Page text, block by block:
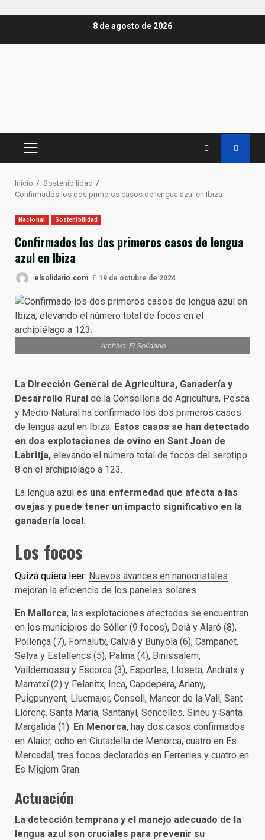
8 de agosto de 2026
MENÚ
Inicio
Sostenibilidad
Confirmados los dos primeros casos de lengua azul en Ibiza
Nacional Sostenibilidad
Confirmados los dos primeros casos de lengua
azul en Ibiza
elsolidario.com 19 de octubre de 2024
Archivo: El Solidario
La Dirección General de Agricultura, Ganadería y
Desarrollo Rural de la Conselleria de Agricultura, Pesca
y Medio Natural ha confirmado los dos primeros casos
de lengua azul en Ibiza. Estos casos se han detectado
en dos explotaciones de ovino en Sant Joan de
Labritja, elevando el número total de focos del serotipo
8 en el archipiélago a 123.
La lengua azul es una enfermedad que afecta a las
ovejas y puede tener un impacto significativo en la
ganadería local.
Los focos
Quizá quiera leer: Nuevos avances en nanocristales
mejoran la eficiencia de los paneles solares
En Mallorca, las explotaciones afectadas se encuentran
en los municipios de Sóller (9 focos), Deià y Alaró (8),
Pollença (7), Fornalutx, Calvià y Bunyola (6), Campanet,
Selva y Estellencs (5), Palma (4), Binissalem,
Valldemossa y Escorca (3), Esporles, Lloseta, Andratx y
Marratxí (2) y Felanitx, Inca, Capdepera, Ariany,
Puigpunyent, Llucmajor, Consell, Mancor de la Vall, Sant
Llorenç, Santa Maria, Santanyí, Sencelles, Sineu y Santa
Margalida (1). En Menorca, hay dos casos confirmados
en Alaior, ocho en Ciutadella de Menorca, cuatro en Es
Mercadal, tres focos declarados en Ferreries y cuatro en
Es Migjorn Gran.
Actuación
La detección temprana y el manejo adecuado de la
lengua azul son cruciales para prevenir su